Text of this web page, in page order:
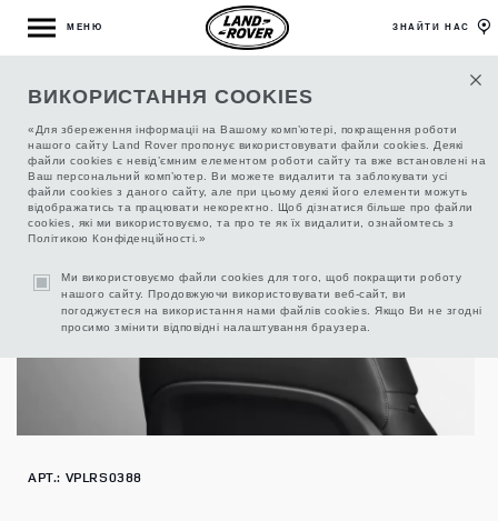
ВИКОРИСТАННЯ COOKIES
«Для збереження інформаціі на Вашому комп’ютері, покращення роботи
нашого сайту Land Rover пропонує використовувати файли cookies. Деякі
файли cookies є невід’ємним елементом роботи сайту та вже встановлені на
Ваш персональний комп’ютер. Ви можете видалити та заблокувати усі
файли cookies з даного сайту, але при цьому деякі його елементи можуть
відображатись та працювати некоректно. Щоб дізнатися більше про файли
cookies, які ми використовуємо, та про те як їх видалити, ознайомтесь з
Політикою Конфіденційності.»
Ми використовуємо файли cookies для того, щоб покращити роботу
нашого сайту. Продовжуючи використовувати веб-сайт, ви
погоджуєтеся на використання нами файлів cookies. Якщо Ви не згодні
просимо змінити відповідні налаштування браузера.
МЕНЮ ЗНАЙТИ НАС
СИСТЕМА CLICK AND GO,ОСНОВА
АРТ.: VPLRS0388